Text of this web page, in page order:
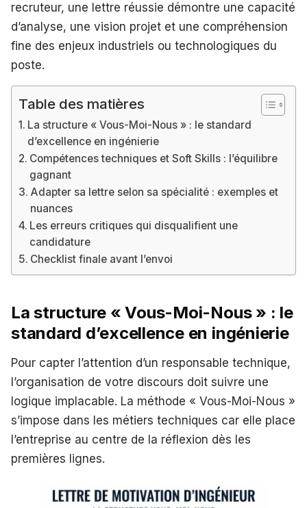
recruteur, une lettre réussie démontre une capacité
d’analyse, une vision projet et une compréhension
fine des enjeux industriels ou technologiques du
poste.
Table des matières
La structure « Vous-Moi-Nous » : le standard
d’excellence en ingénierie
Compétences techniques et Soft Skills : l’équilibre
gagnant
Adapter sa lettre selon sa spécialité : exemples et
nuances
Les erreurs critiques qui disqualifient une
candidature
Checklist finale avant l’envoi
La structure « Vous-Moi-Nous » : le
standard d’excellence en ingénierie
Pour capter l’attention d’un responsable technique,
l’organisation de votre discours doit suivre une
logique implacable. La méthode « Vous-Moi-Nous »
s’impose dans les métiers techniques car elle place
l’entreprise au centre de la réflexion dès les
premières lignes.